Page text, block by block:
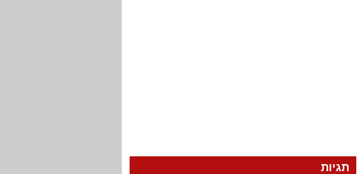
תגיות